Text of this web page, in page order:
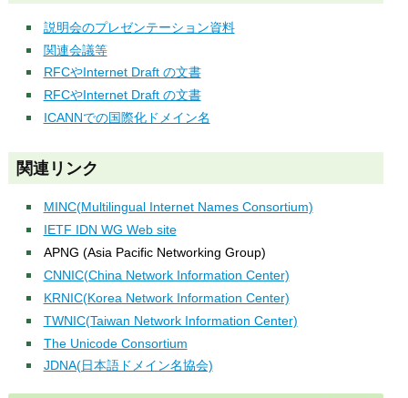
説明会のプレゼンテーション資料
関連会議等
RFCやInternet Draft の文書
RFCやInternet Draft の文書
ICANNでの国際化ドメイン名
関連リンク
MINC(Multilingual Internet Names Consortium)
IETF IDN WG Web site
APNG (Asia Pacific Networking Group)
CNNIC(China Network Information Center)
KRNIC(Korea Network Information Center)
TWNIC(Taiwan Network Information Center)
The Unicode Consortium
JDNA(日本語ドメイン名協会)